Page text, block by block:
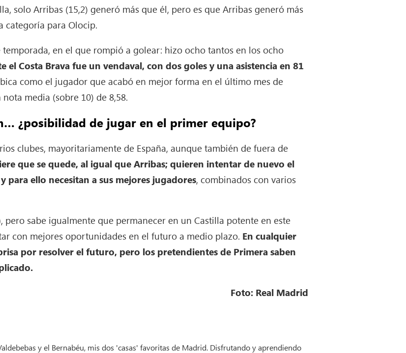
solo Arribas (15,2) generó más que él, pero es que Arribas generó más
categoría para Olocip.
en el que rompió a golear: hizo ocho tantos en los ocho
el Costa Brava fue un vendaval, con dos goles y una asistencia en 81
como el jugador que acabó en mejor forma en el último mes de
media (sobre 10) de 8,58.
¿posibilidad de jugar en el primer equipo?
clubes, mayoritariamente de España, aunque también de fuera de
que se quede, al igual que Arribas; quieren intentar de nuevo el
para ello necesitan a sus mejores jugadores, combinados con varios
pero sabe igualmente que permanecer en un Castilla potente en este
con mejores oportunidades en el futuro a medio plazo. En cualquier
por resolver el futuro, pero los pretendientes de Primera saben
Foto: Real Madrid
y el Bernabéu, mis dos 'casas' favoritas de Madrid. Disfrutando y aprendiendo